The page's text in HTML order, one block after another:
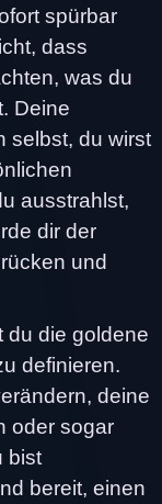
spürbar
dass
was du
Deine
selbst, du wirst
ausstrahlst,
dir der
und
du die goldene
definieren.
deine
oder sogar
bist
bereit, einen